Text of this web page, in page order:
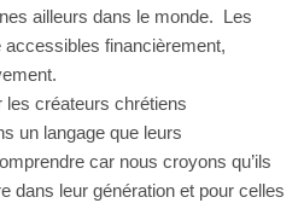
ailleurs dans le monde. Les
financièrement,
les créateurs chrétiens
un langage que leurs
car nous croyons qu’ils
dans leur génération et pour celles